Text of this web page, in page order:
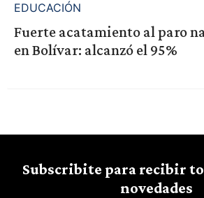
EDUCACIÓN
Fuerte acatamiento al paro
en Bolívar: alcanzó el 95%
Subscribite para recibir
novedades